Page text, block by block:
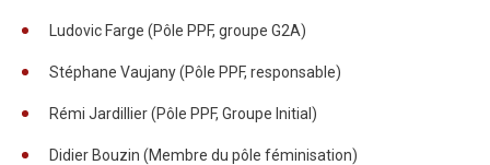
Ludovic Farge (Pôle PPF, groupe G2A)
Stéphane Vaujany (Pôle PPF, responsable)
Rémi Jardillier (Pôle PPF, Groupe Initial)
Didier Bouzin (Membre du pôle féminisation)